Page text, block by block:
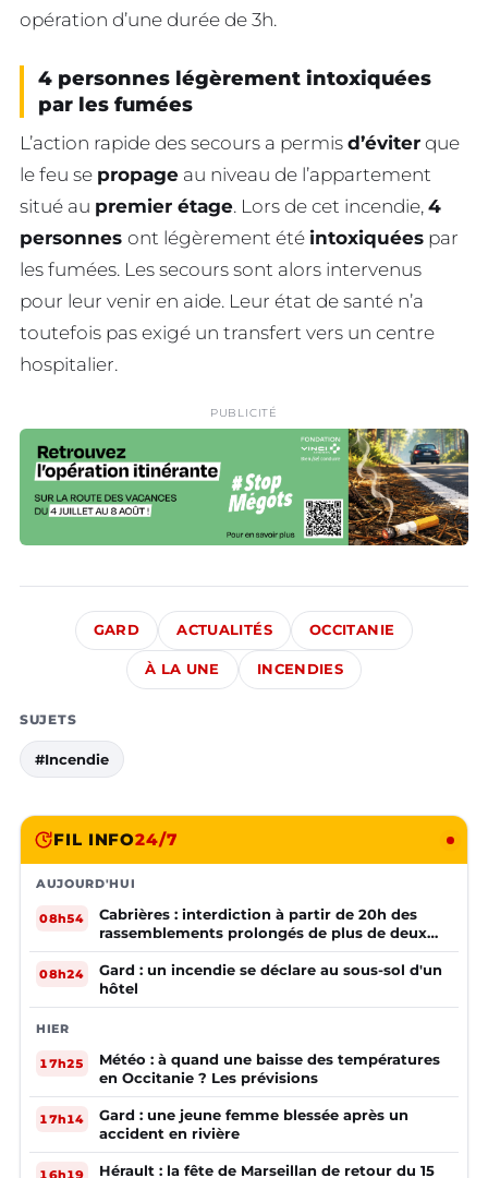
opération d’une durée de 3h.
4 personnes légèrement intoxiquées
par les fumées
L’action rapide des secours a permis d’éviter que
le feu se propage au niveau de l’appartement
situé au premier étage. Lors de cet incendie, 4
personnes ont légèrement été intoxiquées par
les fumées. Les secours sont alors intervenus
pour leur venir en aide. Leur état de santé n’a
toutefois pas exigé un transfert vers un centre
hospitalier.
PUBLICITÉ
GARD ACTUALITÉS OCCITANIE
À LA UNE INCENDIES
SUJETS
#Incendie
FIL INFO24/7
AUJOURD'HUI
08h54
Cabrières : interdiction à partir de 20h des
rassemblements prolongés de plus de deux
mineurs non accompagnés d'un adulte
08h24
Gard : un incendie se déclare au sous-sol d'un
hôtel
HIER
17h25
Météo : à quand une baisse des températures
en Occitanie ? Les prévisions
17h14
Gard : une jeune femme blessée après un
accident en rivière
16h19 Hérault : la fête de Marseillan de retour du 15